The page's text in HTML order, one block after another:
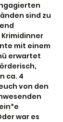
sind zu
mit einem
erwartet
ca. 4
von den
war es